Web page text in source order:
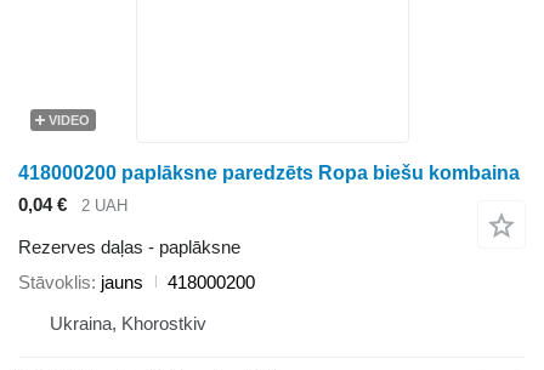
VIDEO
418000200 paplāksne paredzēts Ropa biešu kombaina
0,04 €
2 UAH
Rezerves daļas - paplāksne
Stāvoklis jauns
418000200
Ukraina, Khorostkiv